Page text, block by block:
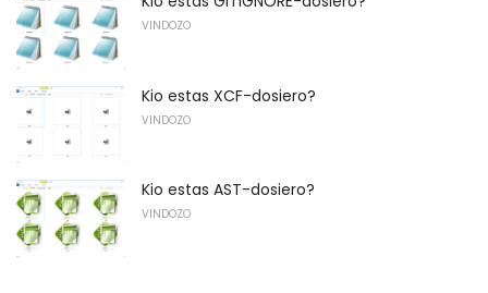
VINDOZO
Kio estas XCF-dosiero?
VINDOZO
Kio estas AST-dosiero?
VINDOZO